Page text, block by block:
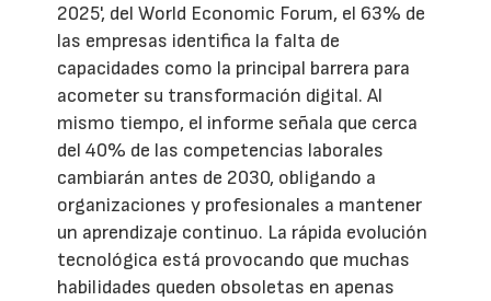
2025', del World Economic Forum, el 63% de
las empresas identifica la falta de
capacidades como la principal barrera para
acometer su transformación digital. Al
mismo tiempo, el informe señala que cerca
del 40% de las competencias laborales
cambiarán antes de 2030, obligando a
organizaciones y profesionales a mantener
un aprendizaje continuo. La rápida evolución
tecnológica está provocando que muchas
habilidades queden obsoletas en apenas